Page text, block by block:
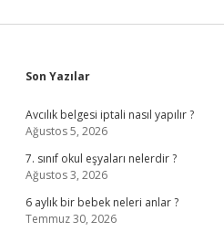
Sidebar
Son Yazılar
Avcılık belgesi iptali nasıl yapılır ?
Ağustos 5, 2026
7. sınıf okul eşyaları nelerdir ?
Ağustos 3, 2026
6 aylık bir bebek neleri anlar ?
Temmuz 30, 2026